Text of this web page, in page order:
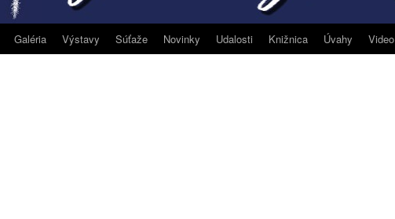
Galéria Výstavy Súťaže Novinky Udalosti Knižnica Úvahy Video